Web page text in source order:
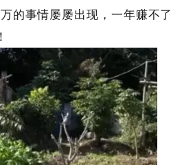
的事情屡屡出现，一年赚不了